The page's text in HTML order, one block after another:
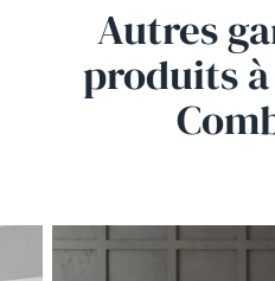
Autres
produits